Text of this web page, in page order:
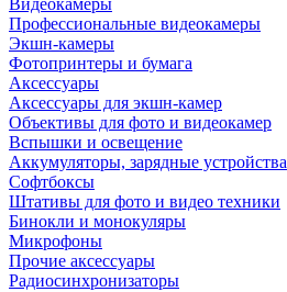
Видеокамеры
Профессиональные видеокамеры
Экшн-камеры
Фотопринтеры и бумага
Аксессуары
Аксессуары для экшн-камер
Объективы для фото и видеокамер
Вспышки и освещение
Аккумуляторы, зарядные устройства
Софтбоксы
Штативы для фото и видео техники
Бинокли и монокуляры
Микрофоны
Прочие аксессуары
Радиосинхронизаторы